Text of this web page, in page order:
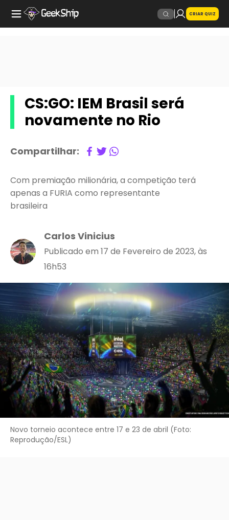
CRIAR QUIZ
CS:GO: IEM Brasil será
novamente no Rio
Compartilhar:
Com premiação milionária, a competição terá
apenas a FURIA como representante
brasileira
Carlos Vinicius
Publicado em 17 de Fevereiro de 2023, às
16h53
Novo torneio acontece entre 17 e 23 de abril (Foto:
Reprodução/ESL)